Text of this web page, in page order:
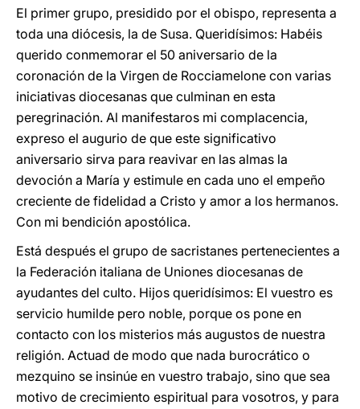
El primer grupo, presidido por el obispo, representa a
toda una diócesis, la de Susa. Queridísimos: Habéis
querido conmemorar el 50 aniversario de la
coronación de la Virgen de Rocciamelone con varias
iniciativas diocesanas que culminan en esta
peregrinación. Al manifestaros mi complacencia,
expreso el augurio de que este significativo
aniversario sirva para reavivar en las almas la
devoción a María y estimule en cada uno el empeño
creciente de fidelidad a Cristo y amor a los hermanos.
Con mi bendición apostólica.
Está después el grupo de sacristanes pertenecientes a
la Federación italiana de Uniones diocesanas de
ayudantes del culto. Hijos queridísimos: El vuestro es
servicio humilde pero noble, porque os pone en
contacto con los misterios más augustos de nuestra
religión. Actuad de modo que nada burocrático o
mezquino se insinúe en vuestro trabajo, sino que sea
motivo de crecimiento espiritual para vosotros, y para